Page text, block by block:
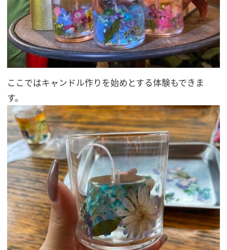
ここではキャンドル作りを始めとする体験もできま
す。